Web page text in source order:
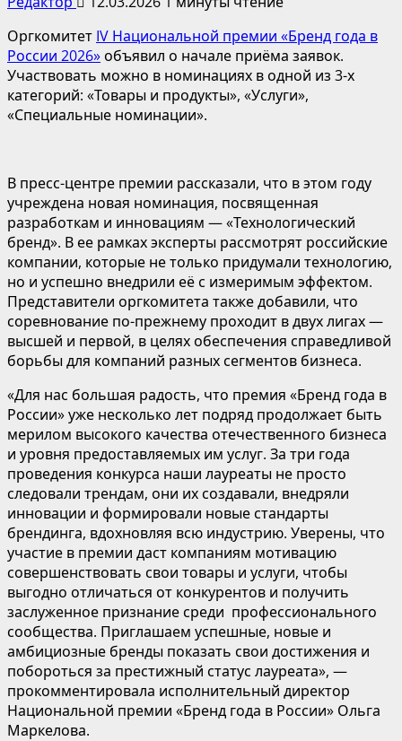
Оргкомитет IV Национальной премии «Бренд года в
России 2026»объявил о начале приёма заявок.
Участвовать можно в номинациях в одной из 3-х
категорий: «Товары и продукты», «Услуги»,
«Специальные номинации».
В пресс-центре премии рассказали, что в этом году
учреждена новая номинация, посвященная
разработкам и инновациям — «Технологический
бренд». В ее рамках эксперты рассмотрят российские
компании, которые не только придумали технологию,
но и успешно внедрили её с измеримым эффектом.
Представители оргкомитета также добавили, что
соревнование по-прежнему проходит в двух лигах —
высшей и первой, в целях обеспечения справедливой
борьбы для компаний разных сегментов бизнеса.
«Для нас большая радость, что премия «Бренд года в
России» уже несколько лет подряд продолжает быть
мерилом высокого качества отечественного бизнеса
и уровня предоставляемых им услуг. За три года
проведения конкурса наши лауреаты не просто
следовали трендам, они их создавали, внедряли
инновации и формировали новые стандарты
брендинга, вдохновляя всю индустрию. Уверены, что
участие в премии даст компаниям мотивацию
совершенствовать свои товары и услуги, чтобы
выгодно отличаться от конкурентов и получить
заслуженное признание среди профессионального
сообщества. Приглашаем успешные, новые и
амбициозные бренды показать свои достижения и
побороться за престижный статус лауреата», —
прокомментировала исполнительный директор
Национальной премии «Бренд года в России» Ольга
Маркелова.